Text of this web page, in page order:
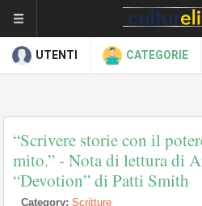
UTENTI CATEGORIE
“Scrivere storie con il
mito.” - Nota di lettura di
“Devotion” di Patti Smith
Category: Scritture